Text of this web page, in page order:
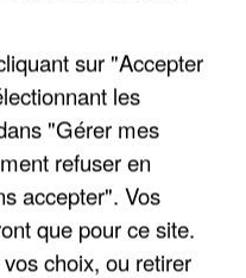
MAFIA
sur "Accepter
les
"Gérer mes
refuser en
accepter". Vos
que pour ce site.
choix, ou retirer